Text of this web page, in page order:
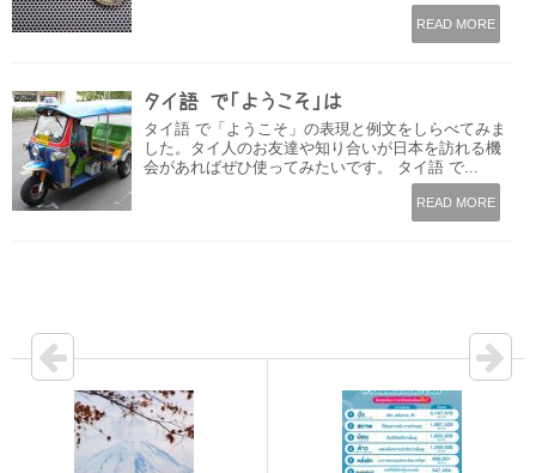
READ MORE
タイ語 で「ようこそ」は
タイ語 で「ようこそ」の表現と例文をしらべてみま
した。タイ人のお友達や知り合いが日本を訪れる機
会があればぜひ使ってみたいです。 タイ語 で...
READ MORE